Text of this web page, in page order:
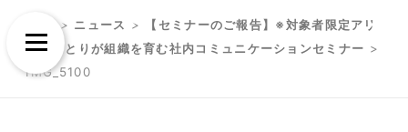
Menu
> ニュース >
【セミナーのご報告】※対象者限定アリ
一人ひとりが組織を育む社内コミュニケーションセミナー >
IMG_5100